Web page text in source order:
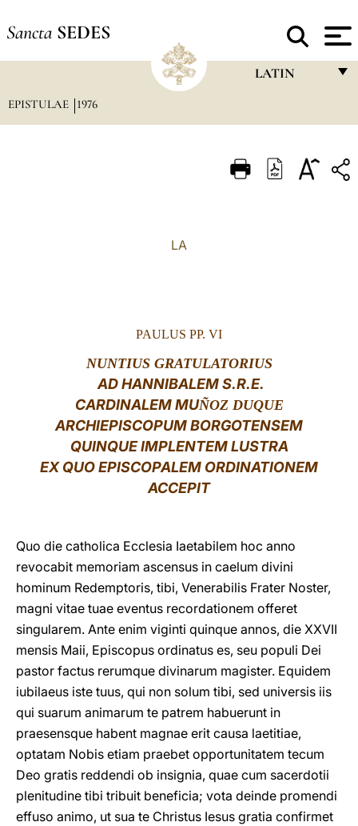
Sancta SEDES
LATIN
ITALIANO
LATINE
EPISTULAE 1976
LA
PAULUS PP. VI
NUNTIUS GRATULATORIUS
AD HANNIBALEM S.R.E.
CARDINALEM MUÑOZ DUQUE
ARCHIEPISCOPUM BORGOTENSEM
QUINQUE IMPLENTEM LUSTRA
EX QUO EPISCOPALEM ORDINATIONEM
ACCEPIT
Quo die catholica Ecclesia Iaetabilem hoc anno
revocabit memoriam ascensus in caelum divini
hominum Redemptoris, tibi, Venerabilis Frater Noster,
magni vitae tuae eventus recordationem offeret
singularem. Ante enim viginti quinque annos, die XXVII
mensis Maii, Episcopus ordinatus es, seu populi Dei
pastor factus rerumque divinarum magister. Equidem
iubilaeus iste tuus, qui non solum tibi, sed universis iis
qui suarum animarum te patrem habuerunt in
praesensque habent magnae erit causa laetitiae,
optatam Nobis etiam praebet opportunitatem tecum
Deo gratis reddendi ob insignia, quae cum sacerdotii
plenitudine tibi tribuit beneficia; vota deinde promendi
effuso animo, ut sua te Christus Iesus gratia confirmet